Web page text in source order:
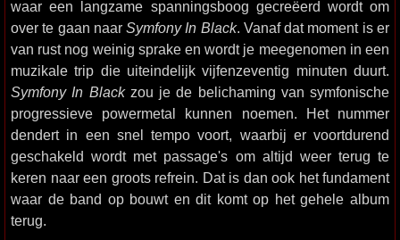
waar een langzame spanningsboog gecreëerd wordt om
over te gaan naarSymfony In Black. Vanaf dat moment is er
van rust nog weinig sprake en wordt je meegenomen in een
muzikale trip die uiteindelijk vijfenzeventig minuten duurt.
Symfony In Blackzou je de belichaming van symfonische
progressieve powermetal kunnen noemen. Het nummer
dendert in een snel tempo voort, waarbij er voortdurend
geschakeld wordt met passage's om altijd weer terug te
keren naar een groots refrein. Dat is dan ook het fundament
waar de band op bouwt en dit komt op het gehele album
terug.